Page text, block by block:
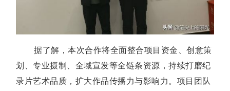
据了解，本次合作将全面整合项目资金、创意策
划、专业摄制、全域宣发等全链条资源，持续打磨纪
录片艺术品质，扩大作品传播力与影响力。项目团队